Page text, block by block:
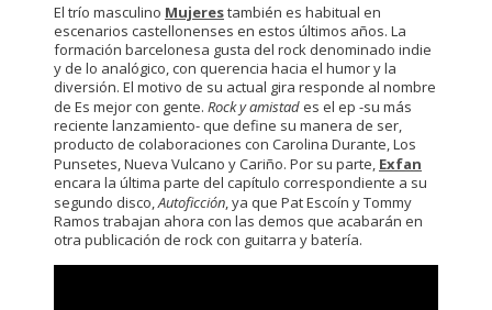
El trío masculino Mujerestambién es habitual en
escenarios castellonenses en estos últimos años. La
formación barcelonesa gusta del rock denominado indie
y de lo analógico, con querencia hacia el humor y la
diversión. El motivo de su actual gira responde al nombre
de Es mejor con gente. Rock y amistad es el ep -su más
reciente lanzamiento- que define su manera de ser,
producto de colaboraciones con Carolina Durante, Los
Punsetes, Nueva Vulcano y Cariño. Por su parte, Exfan
encara la última parte del capítulo correspondiente a su
segundo disco,Autoficción, ya que Pat Escoín y Tommy
Ramos trabajan ahora con las demos que acabarán en
otra publicación de rock con guitarra y batería.